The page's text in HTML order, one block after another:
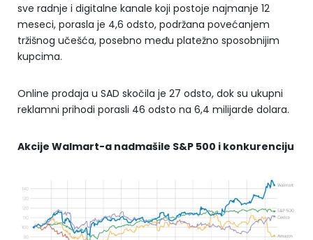
sve radnje i digitalne kanale koji postoje najmanje 12
meseci, porasla je 4,6 odsto, podržana povećanjem
tržišnog učešća, posebno među platežno sposobnijim
kupcima.
Online prodaja u SAD skočila je 27 odsto, dok su ukupni
reklamni prihodi porasli 46 odsto na 6,4 milijarde dolara.
Akcije Walmart-a nadmašile S&P 500 i konkurenciju